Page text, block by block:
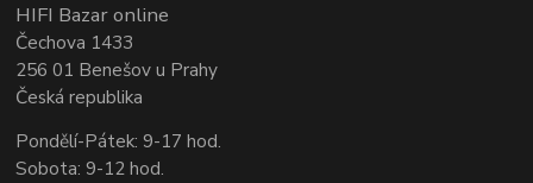
HIFI Bazar online
Čechova 1433
256 01 Benešov u Prahy
Česká republika
Pondělí-Pátek: 9-17 hod.
Sobota: 9-12 hod.